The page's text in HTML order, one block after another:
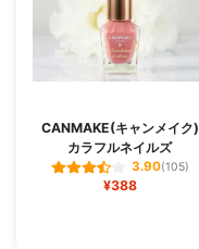
CANMAKE(キャンメイク)
カラフルネイルズ
3.90(105)
¥388